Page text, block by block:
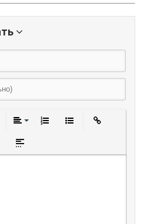
ссылку
скрытого текста
Вставка цитаты
Вставка спойлера